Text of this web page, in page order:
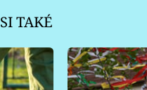
TAKÉ